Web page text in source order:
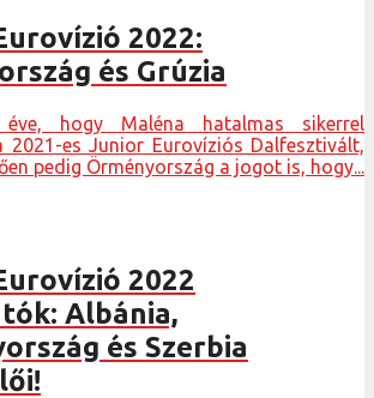
2022:
és Grúzia
hogy Maléna hatalmas sikerrel
2021-es Junior Eurovíziós Dalfesztivált,
pedig Örményország a jogot is, hogy...
2022
Albánia,
és Szerbia